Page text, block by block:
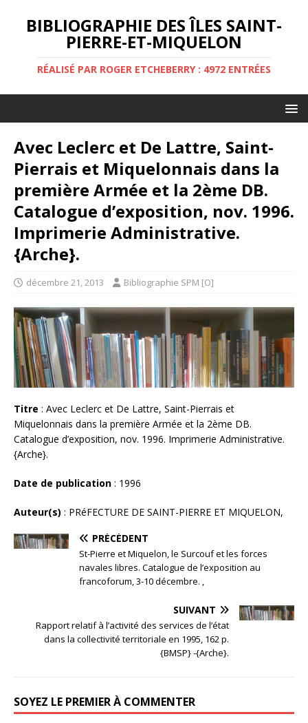
BIBLIOGRAPHIE DES ÎLES SAINT-
PIERRE-ET-MIQUELON
RÉALISÉ PAR ROGER ETCHEBERRY : 4972 ENTRÉES
Avec Leclerc et De Lattre, Saint-
Pierrais et Miquelonnais dans la
première Armée et la 2ème DB.
Catalogue d’exposition, nov. 1996.
Imprimerie Administrative.
{Arche}.
décembre 21, 2013 Bibliographie SPM [O]
Titre : Avec Leclerc et De Lattre, Saint-Pierrais et
Miquelonnais dans la première Armée et la 2ème DB.
Catalogue d’exposition, nov. 1996. Imprimerie Administrative.
{Arche}.
Date de publication : 1996
Auteur(s) : PRéFECTURE DE SAINT-PIERRE ET MIQUELON,
PRÉCÉDENT
St-Pierre et Miquelon, le Surcouf et les forces
navales libres. Catalogue de l’exposition au
francoforum, 3-10 décembre. ,
SUIVANT
Rapport relatif à l’activité des services de l’état
dans la collectivité territoriale en 1995, 162 p.
{BMSP} -{Arche}.
SOYEZ LE PREMIER À COMMENTER